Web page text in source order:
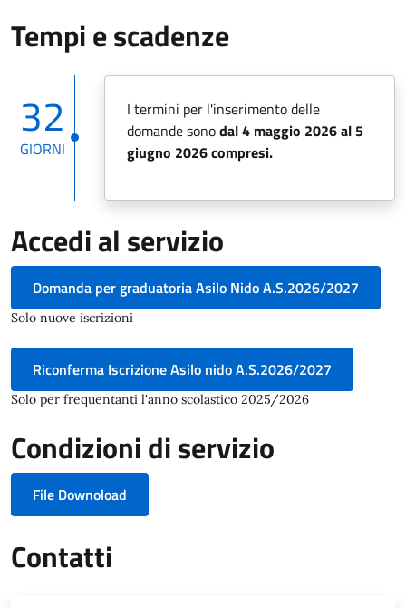
Tempi e scadenze
32
GIORNI
I termini per l'inserimento delle
domande sonodal4 maggio 2026 al 5
giugno 2026 compresi.
Accedi al servizio
Domanda per graduatoria Asilo Nido A.S.2026/2027
Solo nuove iscrizioni
Riconferma Iscrizione Asilo nido A.S.2026/2027
Solo per frequentanti l'anno scolastico 2025/2026
Condizioni di servizio
File Downoload
Contatti